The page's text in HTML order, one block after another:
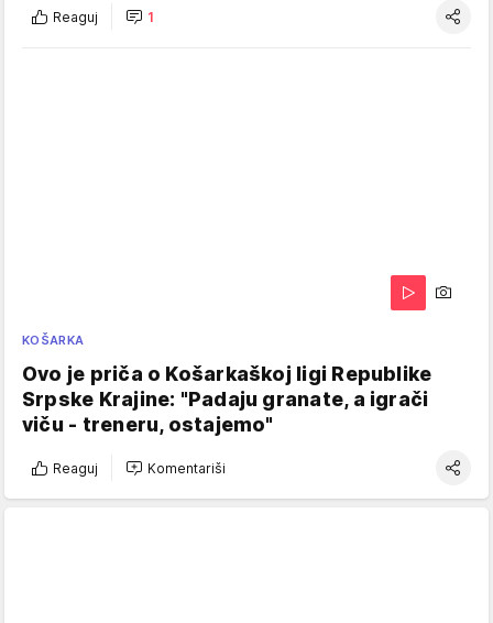
Reaguj 1
KOŠARKA
Ovo je priča o Košarkaškoj ligi Republike
Srpske Krajine: "Padaju granate, a igrači
viču - treneru, ostajemo"
Reaguj Komentariši